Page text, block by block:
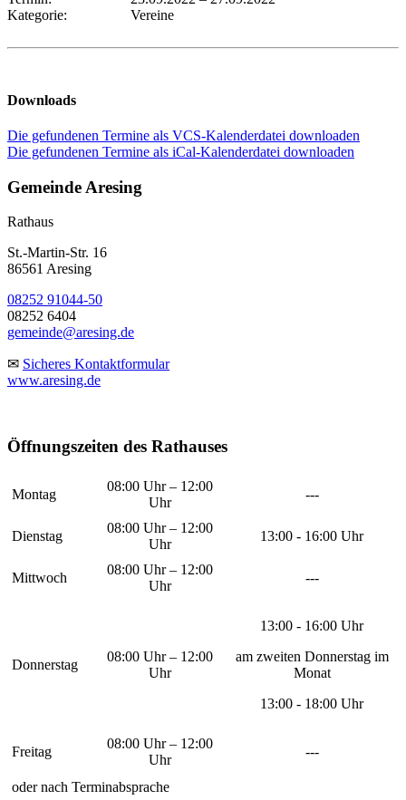
Kategorie:
Vereine
Downloads
Die gefundenen Termine als VCS-Kalenderdatei downloaden
Die gefundenen Termine als iCal-Kalenderdatei downloaden
Gemeinde Aresing
Rathaus
St.-Martin-Str. 16
86561 Aresing
08252 91044-50
08252 6404
gemeinde@aresing.de
✉ Sicheres Kontaktformular
www.aresing.de
Öffnungszeiten des Rathauses
Montag
08:00 Uhr – 12:00
Uhr
---
Dienstag
08:00 Uhr – 12:00
Uhr
13:00 - 16:00 Uhr
Mittwoch
08:00 Uhr – 12:00
Uhr
---
Donnerstag
08:00 Uhr – 12:00
Uhr
13:00 - 16:00 Uhr
am zweiten Donnerstag im
Monat
13:00 - 18:00 Uhr
Freitag
08:00 Uhr – 12:00
Uhr
---
oder nach Terminabsprache